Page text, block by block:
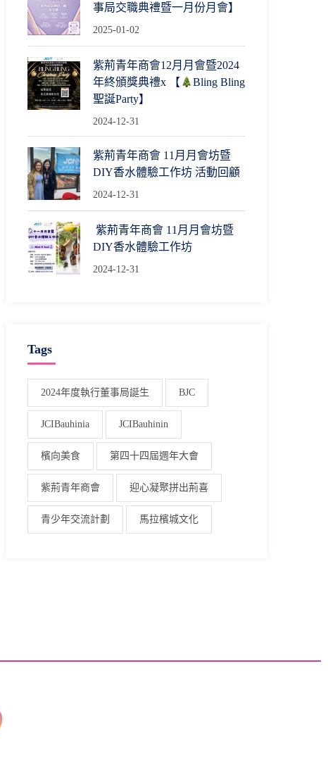
事局交職典禮暨一月份月會】
2025-01-02
紫荊青年商會12月月會暨2024
年終頒獎典禮x 【
Bling Bling
聖誕Party】
2024-12-31
紫荊青年商會 11月月會坊暨
DIY香水體驗工作坊 活動回顧
2024-12-31
紫荊青年商會 11月月會坊暨
DIY香水體驗工作坊
2024-12-31
Tags
2024年度執行董事局誕生 BJC
JCIBauhinia JCIBauhinin
檳向美食 第四十四屆週年大會
紫荊青年商會 迎心凝聚拼出荊喜
青少年交流計劃 馬拉檳城文化